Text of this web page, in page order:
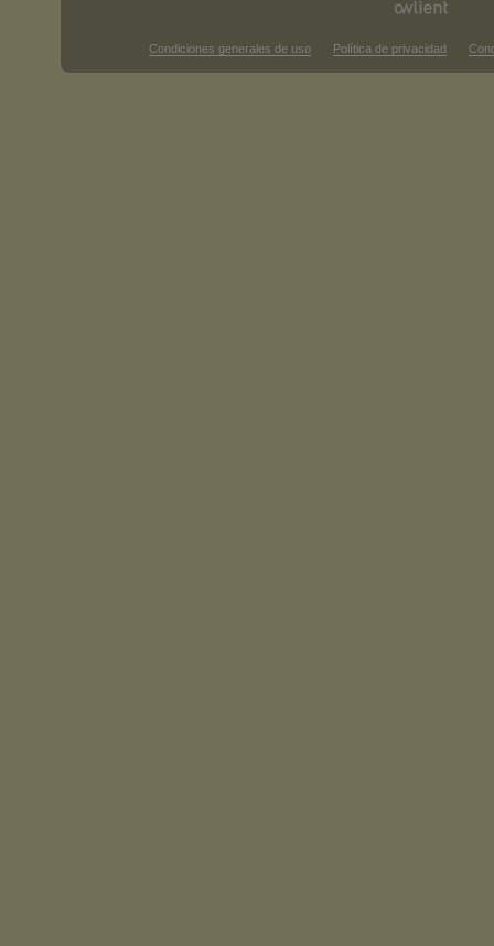
Condiciones generales de uso Política de privacidad